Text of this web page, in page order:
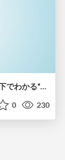
なぜエネルギーは保存する？ 〜自由落下でわかる“対称性”とネーターの定理〜
0 230